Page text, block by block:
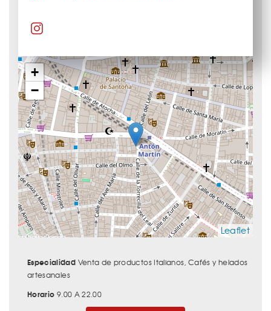
+
−
Leaflet
Especialidad Venta de productos Italianos, Cafés y helados
artesanales
Horario 9.00 A 22.00